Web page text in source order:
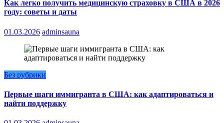
Как легко получить медицинскую страховку в США в 2026
году: советы и даты
01.03.2026 adminsauna
Без рубрики
Первые шаги иммигранта в США: как адаптироваться и
найти поддержку